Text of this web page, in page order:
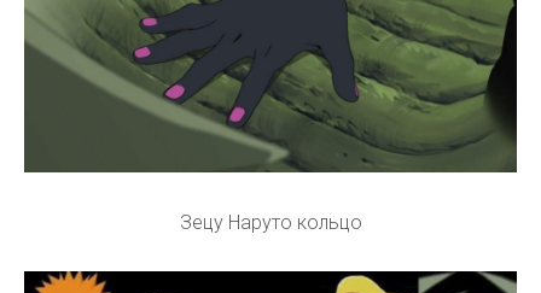
Зецу Наруто кольцо